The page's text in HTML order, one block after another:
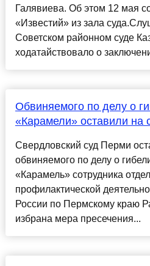
Галявиева. Об этом 12 мая
«Известий» из зала
Советском районном суде
ходатайствовало о
Обвиняемого по делу о
«Карамели» оставили на
Свердловский суд Перми
обвиняемого по делу о
«Карамель» сотрудника
профилактической
России по Пермскому краю
избрана мера пресечения...